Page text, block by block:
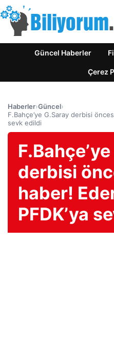
Güncel Haberler
Çerez
Haberler›Güncel›
F.Bahçe’ye G.Saray derbisi
sevk edildi
derbisi
haber!
PFDK’ya